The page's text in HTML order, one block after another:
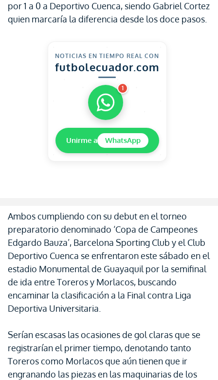
por 1 a 0 a Deportivo Cuenca, siendo Gabriel Cortez
quien marcaría la diferencia desde los doce pasos.
NOTICIAS EN TIEMPO REAL CON
futbolecuador.com
1
Unirme a WhatsApp
Ambos cumpliendo con su debut en el torneo
preparatorio denominado ‘Copa de Campeones
Edgardo Bauza’, Barcelona Sporting Club y el Club
Deportivo Cuenca se enfrentaron este sábado en el
estadio Monumental de Guayaquil por la semifinal
de ida entre Toreros y Morlacos, buscando
encaminar la clasificación a la Final contra Liga
Deportiva Universitaria.
Serían escasas las ocasiones de gol claras que se
registrarían el primer tiempo, denotando tanto
Toreros como Morlacos que aún tienen que ir
engranando las piezas en las maquinarias de los